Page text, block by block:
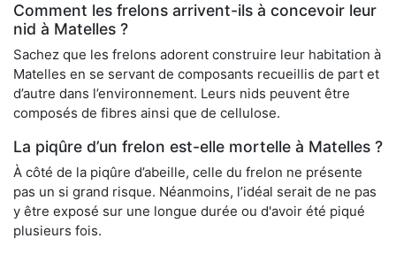
Comment les frelons arrivent-ils à concevoir leur
nid à Matelles ?
Sachez que les frelons adorent construire leur habitation à
Matelles en se servant de composants recueillis de part et
d’autre dans l’environnement. Leurs nids peuvent être
composés de fibres ainsi que de cellulose.
La piqûre d’un frelon est-elle mortelle à Matelles ?
À côté de la piqûre d’abeille, celle du frelon ne présente
pas un si grand risque. Néanmoins, l’idéal serait de ne pas
y être exposé sur une longue durée ou d'avoir été piqué
plusieurs fois.